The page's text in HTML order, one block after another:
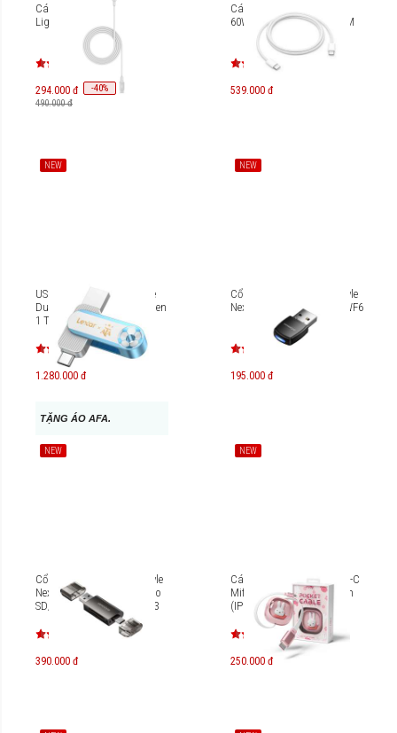
Cáp Mophie USB-C to
Lightning Cable 1M
294.000 đ -40%
490.000 đ
Cáp sạc USB-C to USB-C
60W Apple MW493ZA/A 1M
539.000 đ
NEW
USB OTG Lexar Solid State
Dual Drive D500 USB 3.2 Gen
1 Type-C Elite Legends
128GB LJDD500128G-BNXNG
1.280.000 đ
TẶNG ÁO AFA.
NEW
Cổng chuyển OTG Innostyle
NexaLink USB-A to Wifi AWF6
195.000 đ
NEW
Cổng chuyển OTG Innostyle
NexaLink USB-C & USB-A to
SD/TF Card Reader CA-ST3
390.000 đ
NEW
Cáp dây rút USB-C to USB-C
Miffy x Mipow Pocket 1,2m
(IP Bản quyền) CC05
250.000 đ